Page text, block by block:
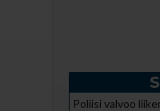
Poliisi valvoo